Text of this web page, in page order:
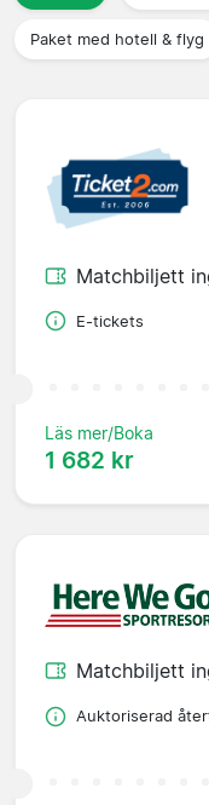
Paket med hotell & flyg
Matchbiljett
E-tickets
Läs mer/Boka
1 682 kr
Matchbiljett
Auktoriserad